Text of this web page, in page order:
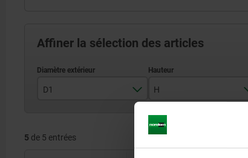
Affiner la sélection des articles
D1
40
H
5 de 5 entrées